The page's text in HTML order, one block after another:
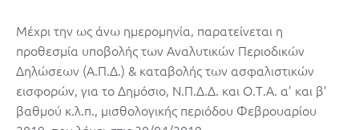
Μέχρι την ως άνω ημερομηνία, παρατείνεται η
προθεσμία υποβολής των Αναλυτικών Περιοδικών
Δηλώσεων (Α.Π.Δ.) & καταβολής των ασφαλιστικών
εισφορών, για το Δημόσιο, Ν.Π.Δ.Δ. και Ο.Τ.Α. α’ και β’
βαθμού κ.λ.π., μισθολογικής περιόδου Φεβρουαρίου